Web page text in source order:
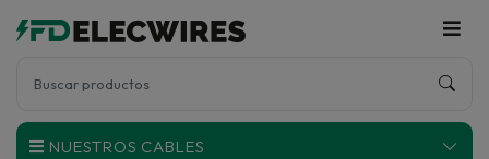
NUESTROS CABLES